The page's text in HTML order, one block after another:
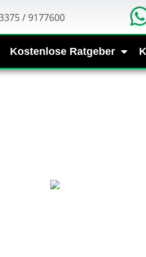
/ 9177600
Kostenlose Ratgeber